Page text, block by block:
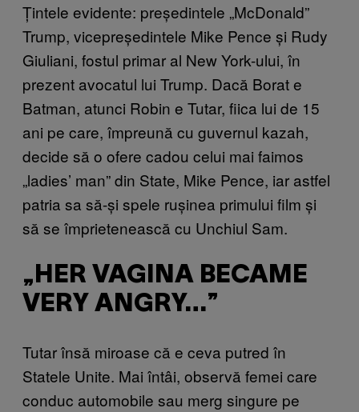
Țintele evidente: președintele „McDonald”
Trump, vicepreședintele Mike Pence și Rudy
Giuliani, fostul primar al New York-ului, în
prezent avocatul lui Trump. Dacă Borat e
Batman, atunci Robin e Tutar, fiica lui de 15
ani pe care, împreună cu guvernul kazah,
decide să o ofere cadou celui mai faimos
„ladies’ man” din State, Mike Pence, iar astfel
patria sa să-și spele rușinea primului film și
să se împrietenească cu Unchiul Sam.
„HER VAGINA BECAME
VERY ANGRY…”
Tutar însă miroase că e ceva putred în
Statele Unite. Mai întâi, observă femei care
conduc automobile sau merg singure pe